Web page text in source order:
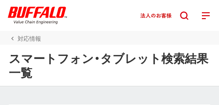
対応情報
スマートフォン・タブレット検索結果
一覧